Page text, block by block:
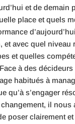
et de demain
place et quels
et avec quel niveau
et quelles
à des décideurs
habitués à
qu’à s’engager
il nous
poser clairement et